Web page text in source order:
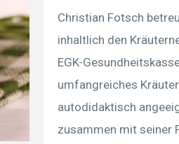
Christian Fotsch
inhaltlich den
EGK-
umfangreiches
autodidaktisch
zusammen mit seiner